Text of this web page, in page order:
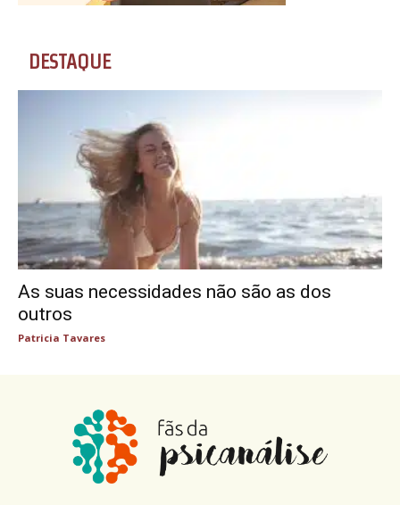
DESTAQUE
As suas necessidades não são as dos
outros
Patricia Tavares